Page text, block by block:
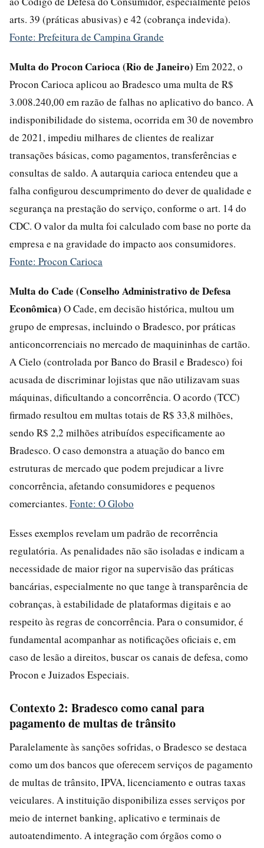
arts. 39 (práticas abusivas) e 42 (cobrança indevida).
Fonte: Prefeitura de Campina Grande
Multa do Procon Carioca (Rio de Janeiro) Em 2022, o
Procon Carioca aplicou ao Bradesco uma multa de R$
3.008.240,00 em razão de falhas no aplicativo do banco. A
indisponibilidade do sistema, ocorrida em 30 de novembro
de 2021, impediu milhares de clientes de realizar
transações básicas, como pagamentos, transferências e
consultas de saldo. A autarquia carioca entendeu que a
falha configurou descumprimento do dever de qualidade e
segurança na prestação do serviço, conforme o art. 14 do
CDC. O valor da multa foi calculado com base no porte da
empresa e na gravidade do impacto aos consumidores.
Fonte: Procon Carioca
Multa do Cade (Conselho Administrativo de Defesa
Econômica) O Cade, em decisão histórica, multou um
grupo de empresas, incluindo o Bradesco, por práticas
anticoncorrenciais no mercado de maquininhas de cartão.
A Cielo (controlada por Banco do Brasil e Bradesco) foi
acusada de discriminar lojistas que não utilizavam suas
máquinas, dificultando a concorrência. O acordo (TCC)
firmado resultou em multas totais de R$ 33,8 milhões,
sendo R$ 2,2 milhões atribuídos especificamente ao
Bradesco. O caso demonstra a atuação do banco em
estruturas de mercado que podem prejudicar a livre
concorrência, afetando consumidores e pequenos
comerciantes. Fonte: O Globo
Esses exemplos revelam um padrão de recorrência
regulatória. As penalidades não são isoladas e indicam a
necessidade de maior rigor na supervisão das práticas
bancárias, especialmente no que tange à transparência de
cobranças, à estabilidade de plataformas digitais e ao
respeito às regras de concorrência. Para o consumidor, é
fundamental acompanhar as notificações oficiais e, em
caso de lesão a direitos, buscar os canais de defesa, como
Procon e Juizados Especiais.
Contexto 2: Bradesco como canal para
pagamento de multas de trânsito
Paralelamente às sanções sofridas, o Bradesco se destaca
como um dos bancos que oferecem serviços de pagamento
de multas de trânsito, IPVA, licenciamento e outras taxas
veiculares. A instituição disponibiliza esses serviços por
meio de internet banking, aplicativo e terminais de
autoatendimento. A integração com órgãos como o